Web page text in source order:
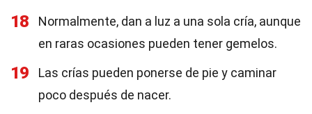
18
Normalmente, dan a luz a una sola cría, aunque
en raras ocasiones pueden tener gemelos.
19
Las crías pueden ponerse de pie y caminar
poco después de nacer.